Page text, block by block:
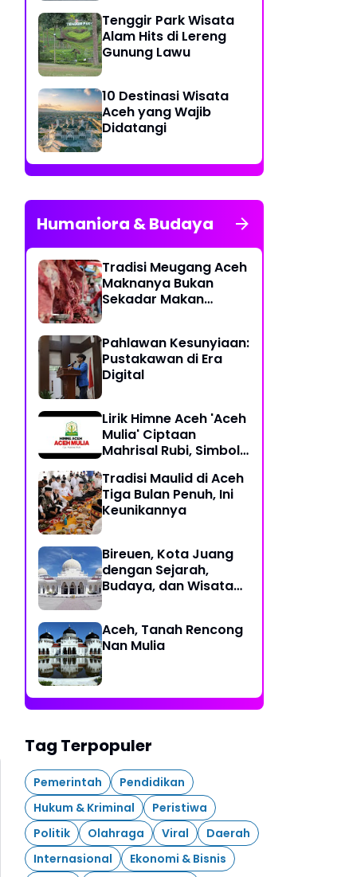
Tenggir Park Wisata
Alam Hits di Lereng
Gunung Lawu
10 Destinasi Wisata
Aceh yang Wajib
Didatangi
Humaniora & Budaya
Tradisi Meugang Aceh
Maknanya Bukan
Sekadar Makan
Pahlawan Kesunyiaan:
Pustakawan di Era
Digital
Lirik Himne Aceh 'Aceh
Mulia' Ciptaan
Mahrisal Rubi, Simbol
dan Perjuangan
Tradisi Maulid di Aceh
Tiga Bulan Penuh, Ini
Keunikannya
Bireuen, Kota Juang
dengan Sejarah,
Budaya, dan Wisata
Aceh, Tanah Rencong
Nan Mulia
Tag Terpopuler
Pemerintah
Pendidikan
Hukum & Kriminal
Peristiwa
Politik
Olahraga Viral
Daerah
Internasional
Ekonomi & Bisnis